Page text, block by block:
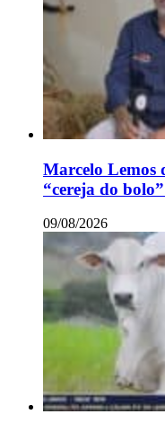
Marcelo Lemos
“cereja do
09/08/2026